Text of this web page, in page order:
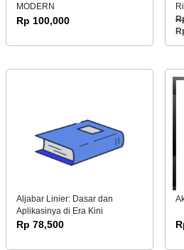
MODERN
Rp 100,000
Aljabar Linier: Dasar dan
Aplikasinya di Era Kini
Rp 78,500